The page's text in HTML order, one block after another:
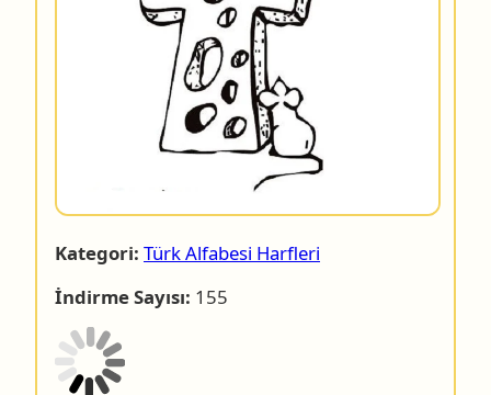
Kategori: Türk Alfabesi Harfleri
İndirme Sayısı: 155
Dosyanın indirilmesine 4 saniye.